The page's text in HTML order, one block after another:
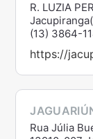
R. LUZIA
(13) 3864-
https://
Rua Júlia